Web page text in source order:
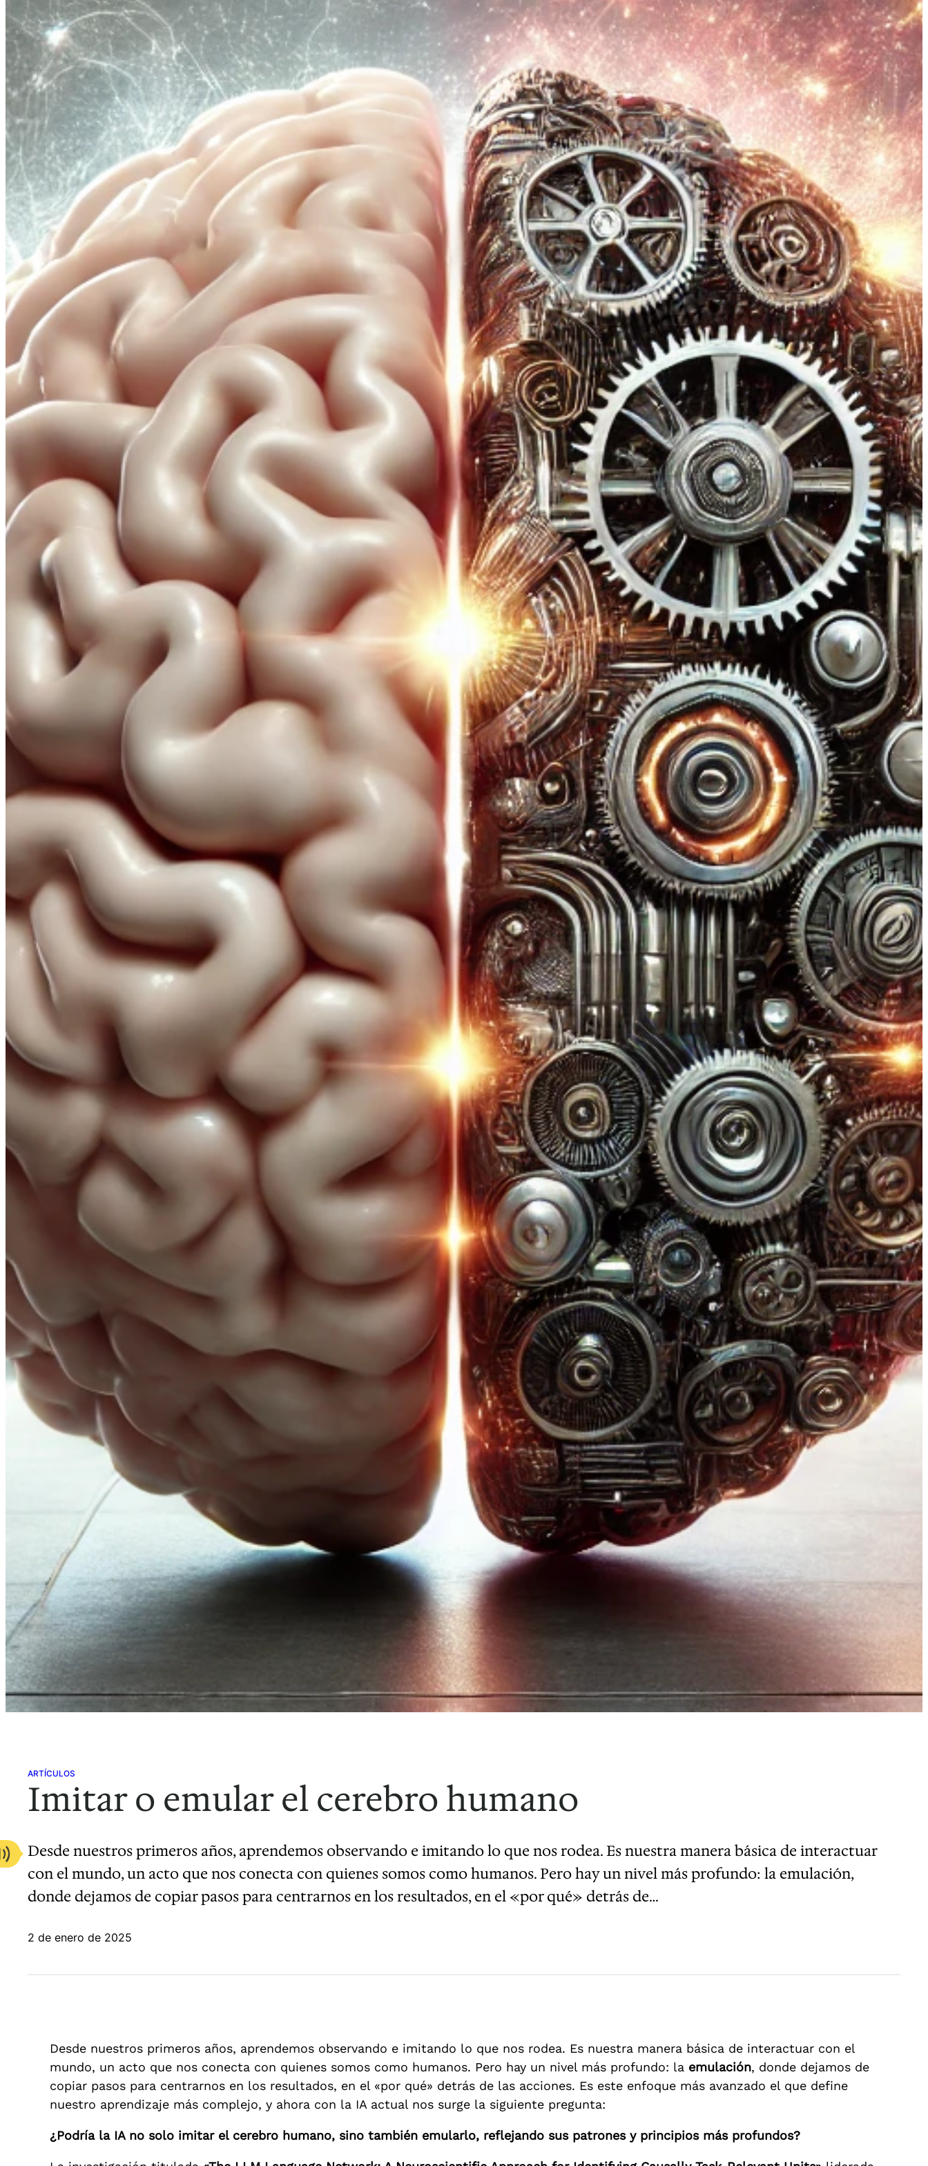
ARTÍCULOS
Imitar o emular el cerebro humano
Desde nuestros primeros años, aprendemos observando e imitando lo que nos rodea. Es nuestra manera básica de interactuar
con el mundo, un acto que nos conecta con quienes somos como humanos. Pero hay un nivel más profundo: la emulación,
donde dejamos de copiar pasos para centrarnos en los resultados, en el «por qué» detrás de…
2 de enero de 2025
Desde nuestros primeros años, aprendemos observando e imitando lo que nos rodea. Es nuestra manera básica de interactuar con el
mundo, un acto que nos conecta con quienes somos como humanos. Pero hay un nivel más profundo: la emulación, donde dejamos de
copiar pasos para centrarnos en los resultados, en el «por qué» detrás de las acciones. Es este enfoque más avanzado el que define
nuestro aprendizaje más complejo, y ahora con la IA actual nos surge la siguiente pregunta:
¿Podría la IA no solo imitar el cerebro humano, sino también emularlo, reflejando sus patrones y principios más profundos?